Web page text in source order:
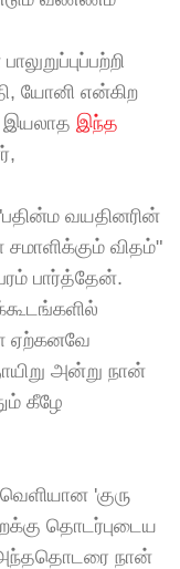
யோனி என்கிற
இயலாத இந்த
வயதினரின்
விதம்"
பார்த்தேன்.
ஏற்கனவே
அன்று நான்
கீழே
'குரு
தொடர்புடைய
அந்ததொடரை நான்